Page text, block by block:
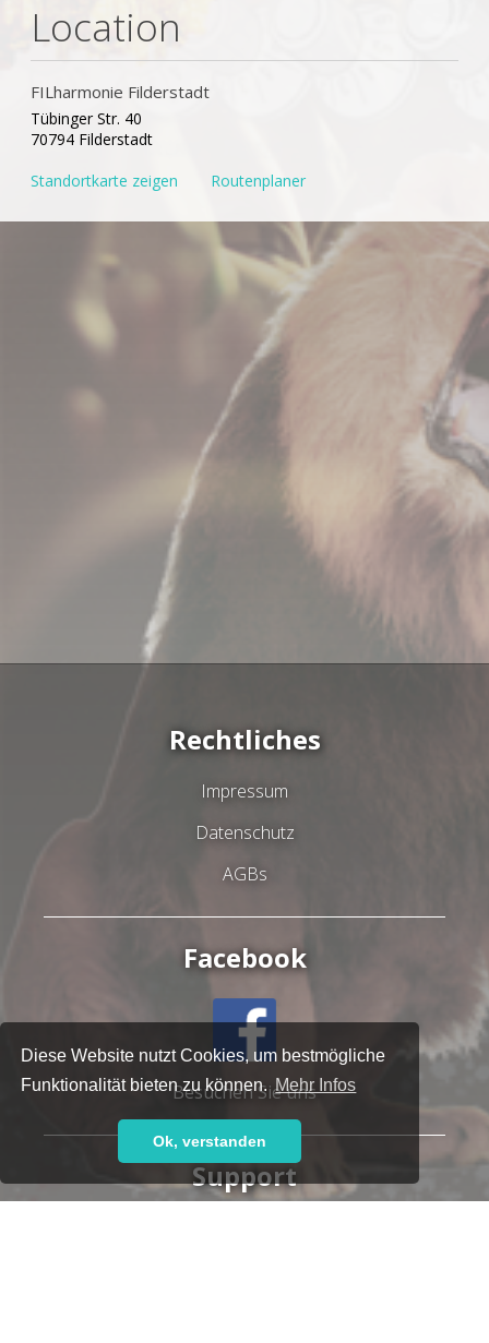
Diese Website nutzt Cookies, um bestmögliche
Funktionalität bieten zu können. Mehr Infos
Ok, verstanden
Location
FILharmonie Filderstadt
Tübinger Str. 40
70794 Filderstadt
Standortkarte zeigen Routenplaner
Rechtliches
Impressum
Datenschutz
AGBs
Facebook
Besuchen Sie uns
Support